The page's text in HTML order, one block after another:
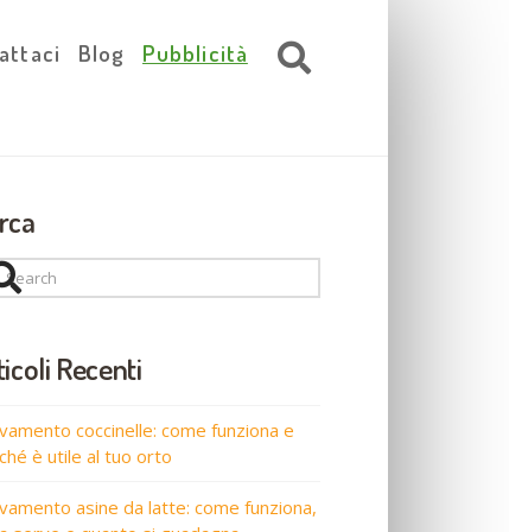
Blog Pubblicità
Recenti
coccinelle: come funziona e
è utile al tuo orto
asine da latte: come funziona,